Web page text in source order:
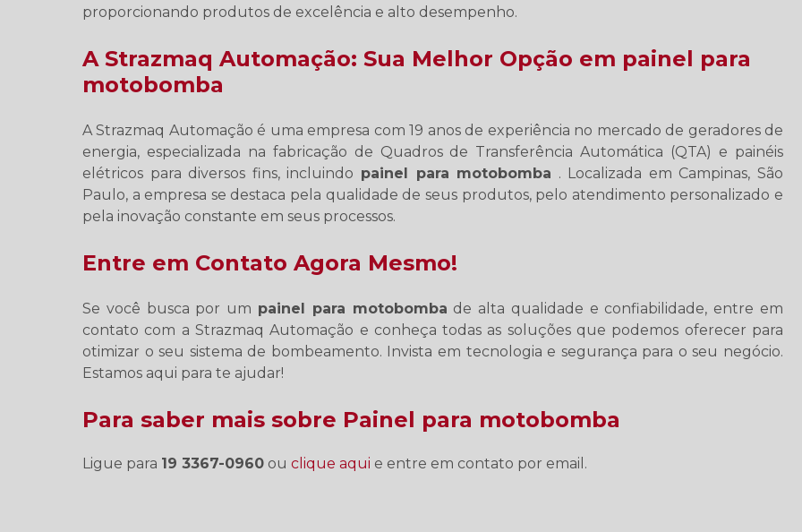
proporcionando produtos de excelência e alto desempenho.
A Strazmaq Automação: Sua Melhor Opção em painel para
motobomba
A Strazmaq Automação é uma empresa com 19 anos de experiência no mercado de geradores de
energia, especializada na fabricação de Quadros de Transferência Automática (QTA) e painéis
elétricos para diversos fins, incluindo painel para motobomba . Localizada em Campinas, São
Paulo, a empresa se destaca pela qualidade de seus produtos, pelo atendimento personalizado e
pela inovação constante em seus processos.
Entre em Contato Agora Mesmo!
Se você busca por um painel para motobomba de alta qualidade e confiabilidade, entre em
contato com a Strazmaq Automação e conheça todas as soluções que podemos oferecer para
otimizar o seu sistema de bombeamento. Invista em tecnologia e segurança para o seu negócio.
Estamos aqui para te ajudar!
Para saber mais sobre Painel para motobomba
Ligue para 19 3367-0960 ou clique aqui e entre em contato por email.